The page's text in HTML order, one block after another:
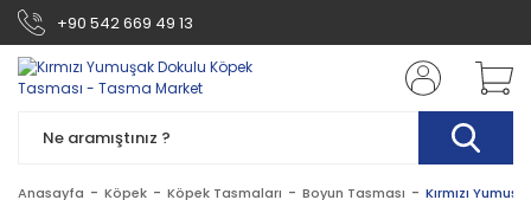
+90 542 669 49 13
Anasayfa Köpek Köpek Tasmaları Boyun Tasması Kırmızı